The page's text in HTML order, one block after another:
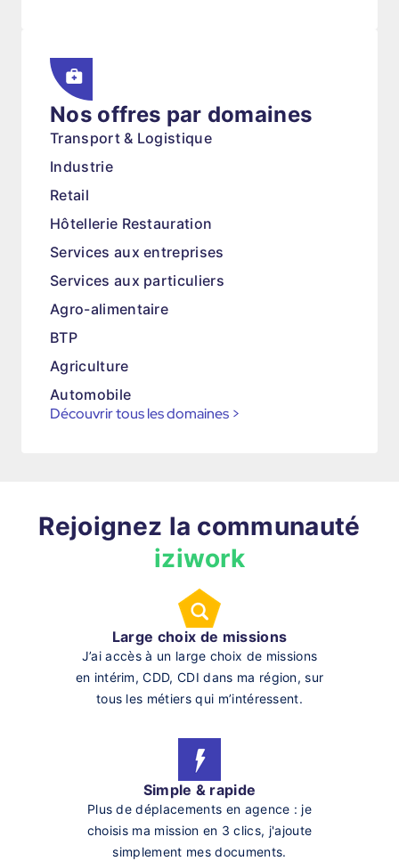
Nos offres par domaines
Transport & Logistique
Industrie
Retail
Hôtellerie Restauration
Services aux entreprises
Services aux particuliers
Agro-alimentaire
BTP
Agriculture
Automobile
Découvrir tous les domaines >
Rejoignez la communauté
iziwork
Large choix de missions
J’ai accès à un large choix de missions
en intérim, CDD, CDI dans ma région, sur
tous les métiers qui m’intéressent.
Simple & rapide
Plus de déplacements en agence : je
choisis ma mission en 3 clics, j'ajoute
simplement mes documents.